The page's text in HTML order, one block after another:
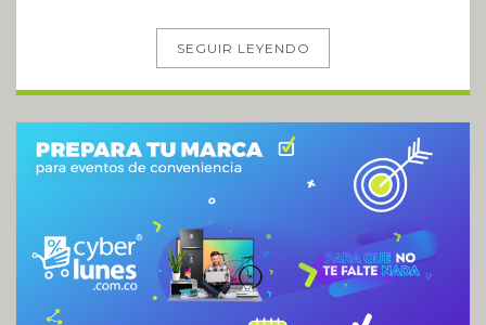
SEGUIR LEYENDO